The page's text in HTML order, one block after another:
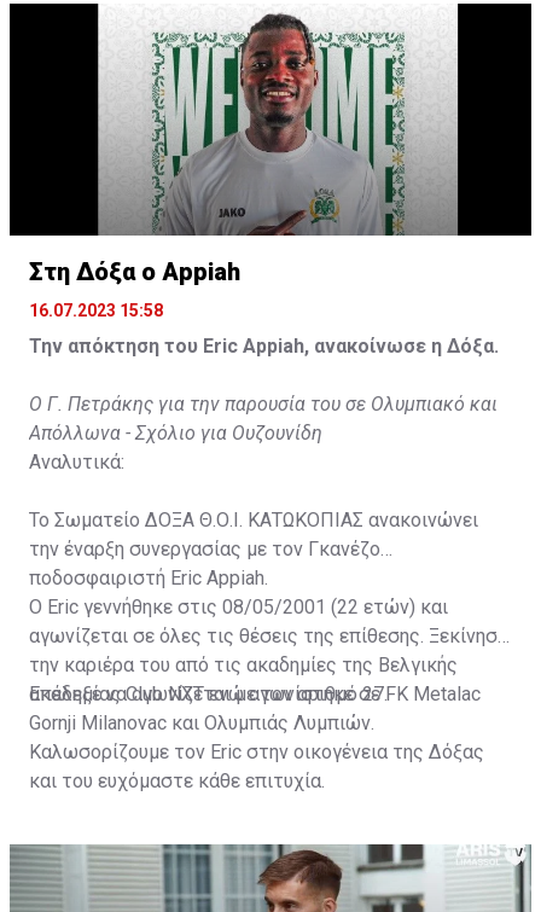
Στη Δόξα ο Appiah
16.07.2023 15:58
Την απόκτηση του Eric Appiah, ανακοίνωσε η Δόξα.
Ο Γ. Πετράκης για την παρουσία του σε Ολυμπιακό και
Απόλλωνα - Σχόλιο για Ουζουνίδη
Αναλυτικά:
Το Σωματείο ΔΟΞΑ Θ.Ο.Ι. ΚΑΤΩΚΟΠΙΑΣ ανακοινώνει
την έναρξη συνεργασίας με τον Γκανέζο
ποδοσφαιριστή Eric Appiah.
Ο Eric γεννήθηκε στις 08/05/2001 (22 ετών) και
αγωνίζεται σε όλες τις θέσεις της επίθεσης. Ξεκίνησε
την καριέρα του από τις ακαδημίες της Βελγικής
ακαδημίας Club NXT ενώ αγωνίστηκε σε FK Metalac
Gornji Milanovac και Ολυμπιάς Λυμπιών.
Επέλεξε να αγωνίζεται με τον αριθμό 27.
Καλωσορίζουμε τον Eric στην οικογένεια της Δόξας
και του ευχόμαστε κάθε επιτυχία.